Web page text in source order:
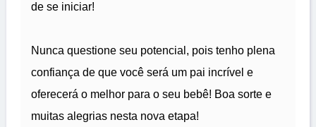
de se iniciar!
Nunca questione seu potencial, pois tenho plena
confiança de que você será um pai incrível e
oferecerá o melhor para o seu bebê! Boa sorte e
muitas alegrias nesta nova etapa!